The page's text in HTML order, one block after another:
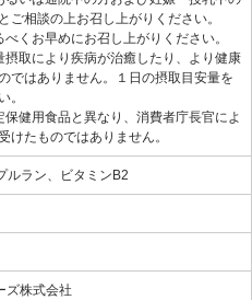
ご相談の上お召し上がりください。
くお早めにお召し上がりください。
摂取により疾病が治癒したり、より健康
ではありません。１日の摂取目安量を
。
保健用食品と異なり、消費者庁長官によ
けたものではありません。
ルラン、ビタミンB2
ズ株式会社